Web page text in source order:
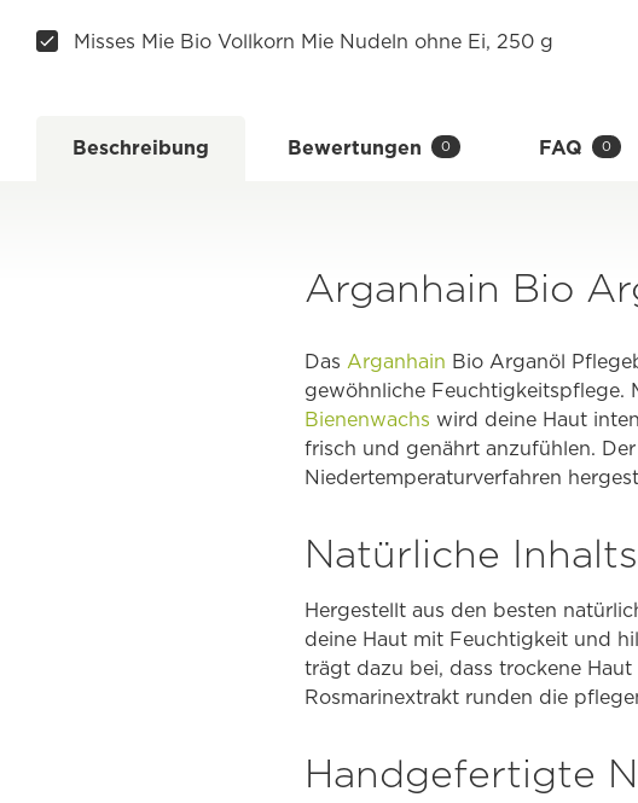
Misses Mie Bio Vollkorn Mie Nudeln ohne Ei, 250 g
Beschreibung Bewertungen 0 FAQ 0
Arganhain Bio
Das Arganhain Bio Arganöl
gewöhnliche Feuchtigkeitspflege.
Bienenwachs wird deine Haut
frisch und genährt anzufühlen.
Niedertemperaturverfahren
Natürliche
Hergestellt aus den besten
deine Haut mit Feuchtigkeit und
trägt dazu bei, dass trockene
Rosmarinextrakt runden die
Handgefertigte